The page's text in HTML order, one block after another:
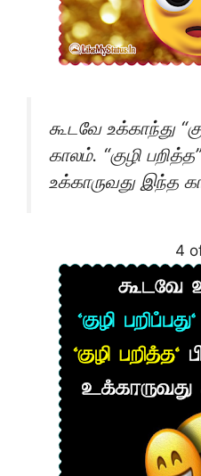
கூடவே உக்காந்து
காலம். “குழி
உக்காருவது இந்த
4